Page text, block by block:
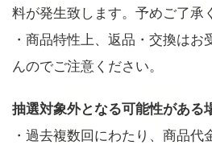
料が発生致します。予めご了承
・商品特性上、返品・交換は
んのでご注意ください。
抽選対象外となる可能性がある
・過去複数回にわたり、商品